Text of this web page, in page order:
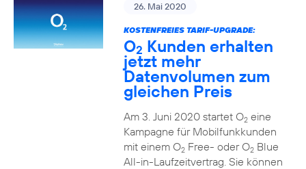
26. Mai 2020
KOSTENFREIES TARIF-UPGRADE:
O2 Kunden erhalten
jetzt mehr
Datenvolumen zum
gleichen Preis
Am 3. Juni 2020 startet O2eine
Kampagne für Mobilfunkkunden
mit einem O2Free- oder O2Blue
All-in-Laufzeitvertrag. Sie können